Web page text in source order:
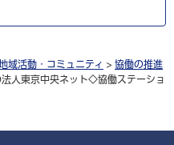
域活動・コミュニティ > 協働の推進
人東京中央ネット◇協働ステーショ